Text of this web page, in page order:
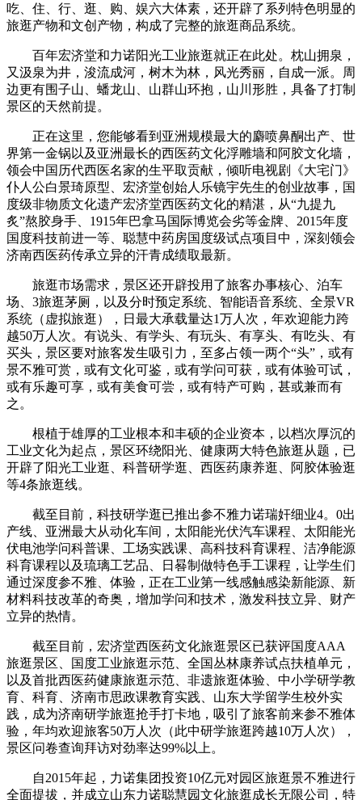
吃、住、行、逛、购、娱六大体素，还开辟了系列特色明显的
旅逛产物和文创产物，构成了完整的旅逛商品系统。
百年宏济堂和力诺阳光工业旅逛就正在此处。枕山拥泉，
又汲泉为井，浚流成河，树木为林，风光秀丽，自成一派。周
边更有围子山、蟠龙山、山群山环抱，山川形胜，具备了打制
景区的天然前提。
正在这里，您能够看到亚洲规模最大的麝喷鼻酮出产、世
界第一金锅以及亚洲最长的西医药文化浮雕墙和阿胶文化墙，
领会中国历代西医名家的生平取贡献，倾听电视剧《大宅门》
仆人公白景琦原型、宏济堂创始人乐镜宇先生的创业故事，国
度级非物质文化遗产宏济堂西医药文化的精湛，从“九提九
炙”熬胶身手、1915年巴拿马国际博览会劣等金牌、2015年度
国度科技前进一等、聪慧中药房国度级试点项目中，深刻领会
济南西医药传承立异的汗青成绩取最新。
旅逛市场需求，景区还开辟投用了旅客办事核心、泊车
场、3旅逛茅厕，以及分时预定系统、智能语音系统、全景VR
系统（虚拟旅逛），日最大承载量达1万人次，年欢迎能力跨
越50万人次。有说头、有学头、有玩头、有享头、有吃头、有
买头，景区要对旅客发生吸引力，至多占领一两个“头”，或有
景不雅可赏，或有文化可鉴，或有学问可获，或有体验可试，
或有乐趣可享，或有美食可尝，或有特产可购，甚或兼而有
之。
根植于雄厚的工业根本和丰硕的企业资本，以档次厚沉的
工业文化为起点，景区环绕阳光、健康两大特色旅逛从题，已
开辟了阳光工业逛、科普研学逛、西医药康养逛、阿胶体验逛
等4条旅逛线。
截至目前，科技研学逛已推出参不雅力诺瑞奸细业4。0出
产线、亚洲最大从动化车间，太阳能光伏汽车课程、太阳能光
伏电池学问科普课、工场实践课、高科技科育课程、洁净能源
科育课程以及琉璃工艺品、日晷制做特色手工课程，让学生们
通过深度参不雅、体验，正在工业第一线感触感染新能源、新
材料科技改革的奇奥，增加学问和技术，激发科技立异、财产
立异的热情。
截至目前，宏济堂西医药文化旅逛景区已获评国度AAA
旅逛景区、国度工业旅逛示范、全国丛林康养试点扶植单元，
以及首批西医药健康旅逛示范、非遗旅逛体验、中小学研学教
育、科育、济南市思政课教育实践、山东大学留学生校外实
践，成为济南研学旅逛抢手打卡地，吸引了旅客前来参不雅体
验，年均欢迎旅客50万人次（此中研学旅逛跨越10万人次），
景区问卷查询拜访对劲率达99%以上。
自2015年起，力诺集团投资10亿元对园区旅逛景不雅进行
全面提拔，并成立山东力诺聪慧园文化旅逛成长无限公司，特